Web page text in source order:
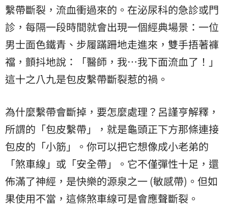
繫帶斷裂，流血衝過來的。在泌尿科的急診或門
診，每隔一段時間就會出現一個經典場景：一位
男士面色鐵青、步履蹣跚地走進來，雙手捂著褲
襠，顫抖地說：「醫師，我…我下面流血了！」
這十之八九是包皮繫帶斷裂惹的禍。
為什麼繫帶會斷掉，要怎麼處理？呂謹亨解釋，
所謂的「包皮繫帶」，就是龜頭正下方那條連接
包皮的「小筋」。你可以把它想像成小老弟的
「煞車線」或「安全帶」。它不僅彈性十足，還
佈滿了神經，是快樂的源泉之一 (敏感帶)。但如
果使用不當，這條煞車線可是會應聲斷裂。